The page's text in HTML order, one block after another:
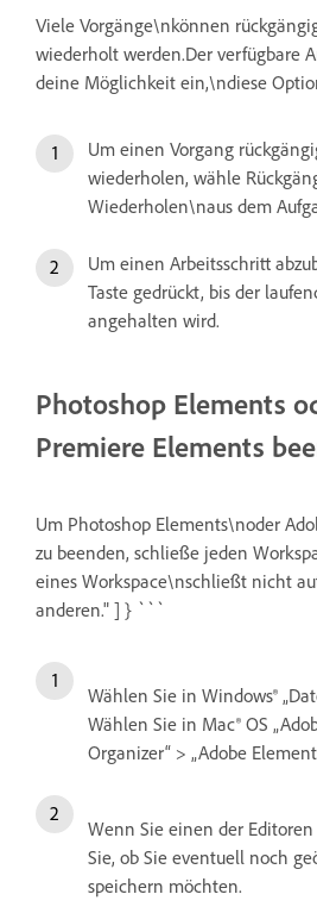
Viele Vorgänge\nkönnen
wiederholt werden.Der verfügbare
deine Möglichkeit ein,\ndiese
Um einen Vorgang
wiederholen, wähle
Wiederholen\naus dem
Um einen Arbeitsschritt
Taste gedrückt, bis der
angehalten wird.
Photoshop Elements
Premiere Elements
Um Photoshop Elements\noder
zu beenden, schließe jeden
eines Workspace\nschließt nicht
anderen." ] } ```
Wählen Sie in Windows®
Wählen Sie in Mac® OS
Organizer“ > „Adobe
Wenn Sie einen der
Sie, ob Sie eventuell noch
speichern möchten.